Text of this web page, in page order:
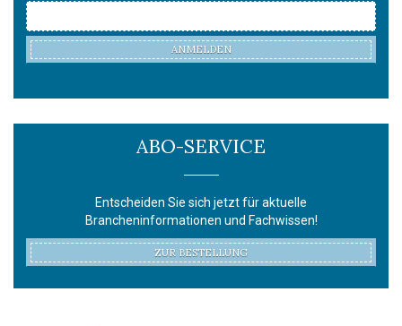
ANMELDEN
ABO-SERVICE
Entscheiden Sie sich jetzt für aktuelle
Brancheninformationen und Fachwissen!
ZUR BESTELLUNG